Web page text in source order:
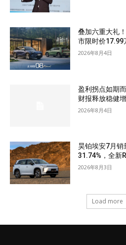
叠加六重大礼
市限时价17.99
2026年8月4日
盈利拐点如期
财报释放稳健
2026年8月4日
昊铂埃安7月销
31.74%，全新
2026年8月3日
Load more